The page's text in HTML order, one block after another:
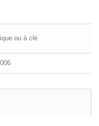
ou à clé